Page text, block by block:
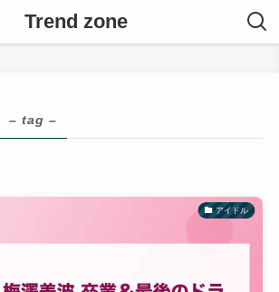
Trend zone
– tag –
アイドル